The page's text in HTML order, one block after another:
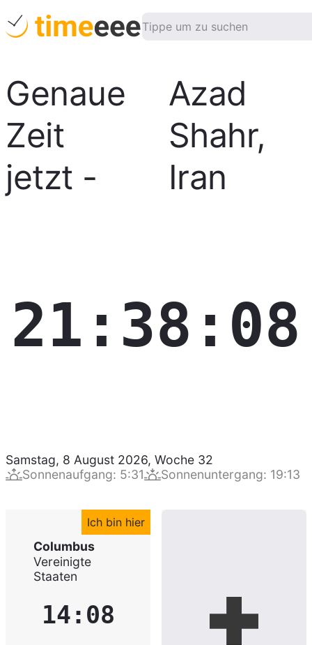
Genaue
Zeit
jetzt -
Azad
Shahr,
Iran
21:38:09
Samstag, 8 August 2026, Woche 32
Sonnenaufgang: 5:31 Sonnenuntergang: 19:13
Ich bin hier
Columbus
Vereinigte
Staaten
14:08